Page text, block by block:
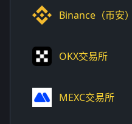
Binance（币安）
OKX交易所
MEXC交易所